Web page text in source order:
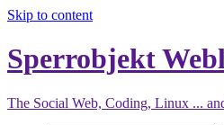
Skip to content
Sperrobjekt
The Social Web, Coding, Linux ...